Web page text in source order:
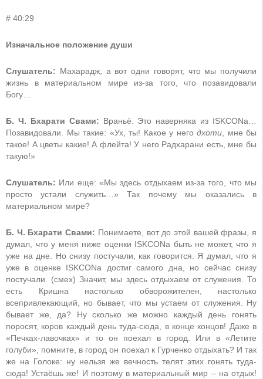
# 40:29
Изначальное положение души
Слушатель: Махарадж, а вот одни говорят, что мы получили
жизнь в материальном мире из-за того, что позавидовали
Богу…
Б. Ч. Бхарати Свами: Враньё. Это наверняка из ISKCONа…
Позавидовали. Мы такие: «Ух, ты! Какое у него дхоти , мне бы
такое! А цветы какие! А флейта! У него Радхарани есть, мне бы
такую!»
Слушатель: Или еще: «Мы здесь отдыхаем из-за того, что мы
просто устали служить…» Так почему мы оказались в
материальном мире?
Б. Ч. Бхарати Свами: Понимаете, вот до этой вашей фразы, я
думал, что у меня ниже оценки ISKCONа быть не может, что я
уже на дне. Но снизу постучали, как говорится. Я думал, что я
уже в оценке ISKCONа достиг самого дна, но сейчас снизу
постучали. (смех) Значит, мы здесь отдыхаем от служения. То
есть Кришна настолько обворожителен, настолько
всепривлекающий, но бывает, что мы устаем от служения. Ну
бывает же, да? Ну сколько же можно каждый день гонять
поросят, коров каждый день туда-сюда, в конце концов! Даже в
«Печках-лавочках» и то он поехал в город. Или в «Летите
голуби», помните, в город он поехал к Гурченко отдыхать? И так
же на Голоке: ну нельзя же вечность телят этих гонять туда-
сюда! Устаёшь же! И поэтому в материальный мир – на отдых!